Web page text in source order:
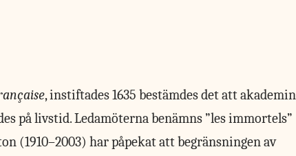
, instiftades 1635 bestämdes det att akademin
på livstid. Ledamöterna benämns ”les immortels”
(1910–2003) har påpekat att begränsningen av